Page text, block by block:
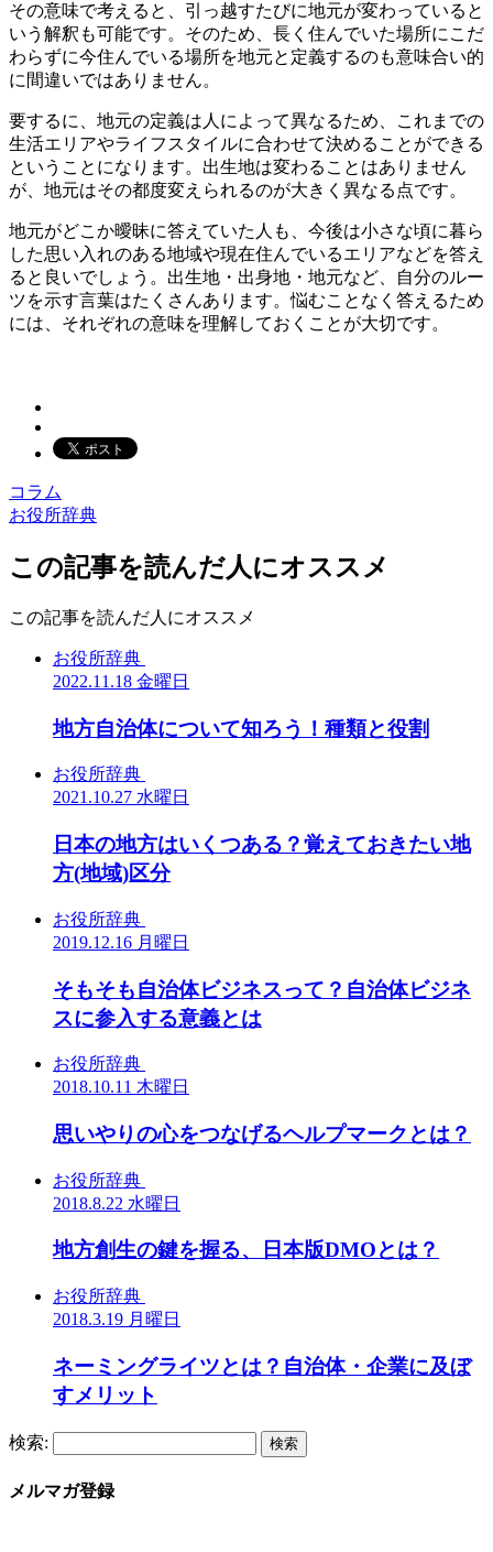
その意味で考えると、引っ越すたびに地元が変わっていると
いう解釈も可能です。そのため、長く住んでいた場所にこだ
わらずに今住んでいる場所を地元と定義するのも意味合い的
に間違いではありません。
要するに、地元の定義は人によって異なるため、これまでの
生活エリアやライフスタイルに合わせて決めることができる
ということになります。出生地は変わることはありません
が、地元はその都度変えられるのが大きく異なる点です。
地元がどこか曖昧に答えていた人も、今後は小さな頃に暮ら
した思い入れのある地域や現在住んでいるエリアなどを答え
ると良いでしょう。出生地・出身地・地元など、自分のルー
ツを示す言葉はたくさんあります。悩むことなく答えるため
には、それぞれの意味を理解しておくことが大切です。
コラム
お役所辞典
この記事を読んだ人にオススメ
この記事を読んだ人にオススメ
お役所辞典
2022.11.18 金曜日
地方自治体について知ろう！種類と役割
お役所辞典
2021.10.27 水曜日
日本の地方はいくつある？覚えておきたい地
方(地域)区分
お役所辞典
2019.12.16 月曜日
そもそも自治体ビジネスって？自治体ビジネ
スに参入する意義とは
お役所辞典
2018.10.11 木曜日
思いやりの心をつなげるヘルプマークとは？
お役所辞典
2018.8.22 水曜日
地方創生の鍵を握る、日本版DMOとは？
お役所辞典
2018.3.19 月曜日
ネーミングライツとは？自治体・企業に及ぼ
すメリット
検索:
メルマガ登録